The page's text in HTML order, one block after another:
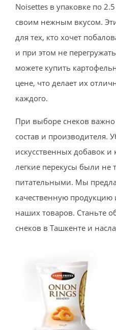
Noisettes в упаковке по
своим нежным вкусом.
для тех, кто хочет
и при этом не
можете купить
цене, что делает их
каждого.
При выборе снеков
состав и производителя.
искусственных добавок
легкие перекусы были не
питательными. Мы
качественную продукцию
наших товаров. Станьте
снеков в Ташкенте и